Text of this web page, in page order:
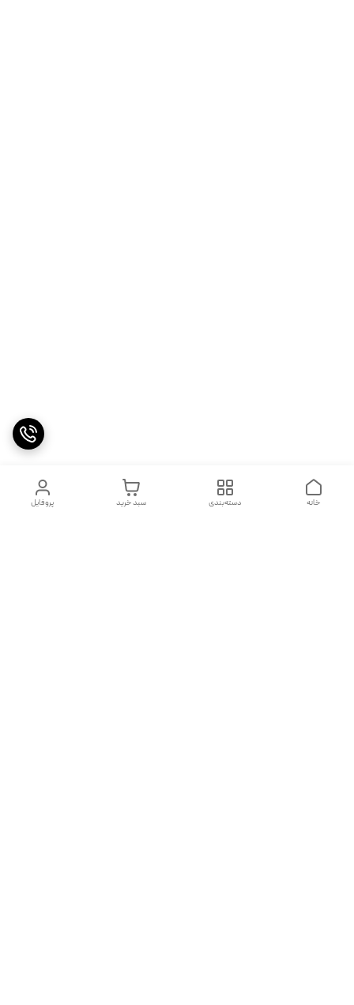
پروفایل سبد خرید دسته‌بندی خانه